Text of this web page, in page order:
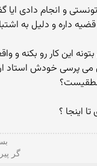
داره و دلیل به
پرسی خودش استاد ان
اینجا ؟
گر